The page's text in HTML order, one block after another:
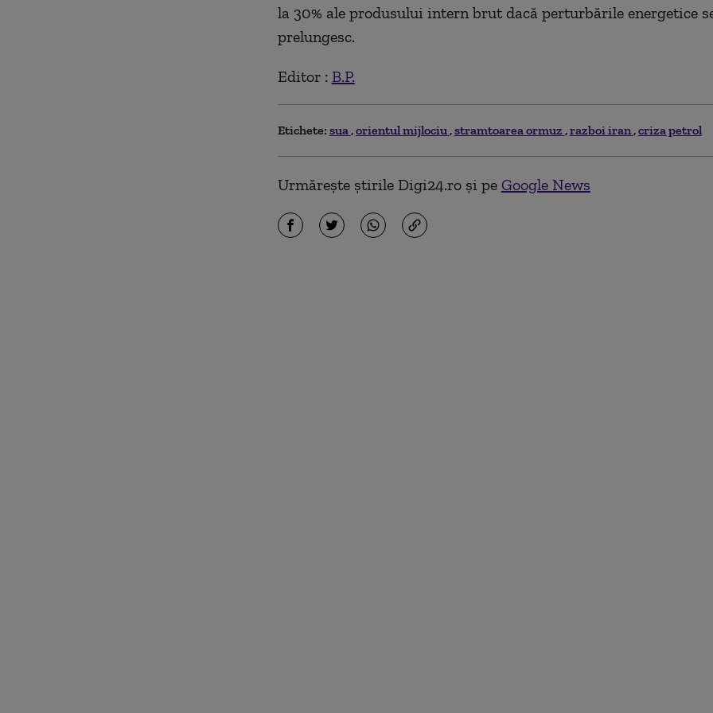
la 30% ale produsului intern brut dacă perturbările energetice
prelungesc.
Editor : B.P.
Etichete: sua orientul mijlociu stramtoarea ormuz razboi iran criza petrol
Urmărește știrile Digi24.ro și pe Google News